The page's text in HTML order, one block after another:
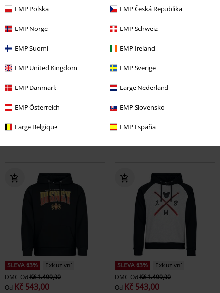
EMP Polska EMP Česká Republika
EMP Norge EMP Schweiz
EMP Suomi EMP Ireland
EMP United Kingdom EMP Sverige
EMP Danmark Large Nederland
EMP Österreich EMP Slovensko
Large Belgique EMP España
Stitch Lilo & Stitch
tričko
DMCKč 699,00
Kočka Šklíba
Alice in
Wonderland
SLEVA 63%
Exkluzivní
DMC Od Kč 1.499,00
Od Kč 543,00
SLEVA 63%
Exkluzivní
DMC Od Kč 1.499,00
Od Kč 543,00